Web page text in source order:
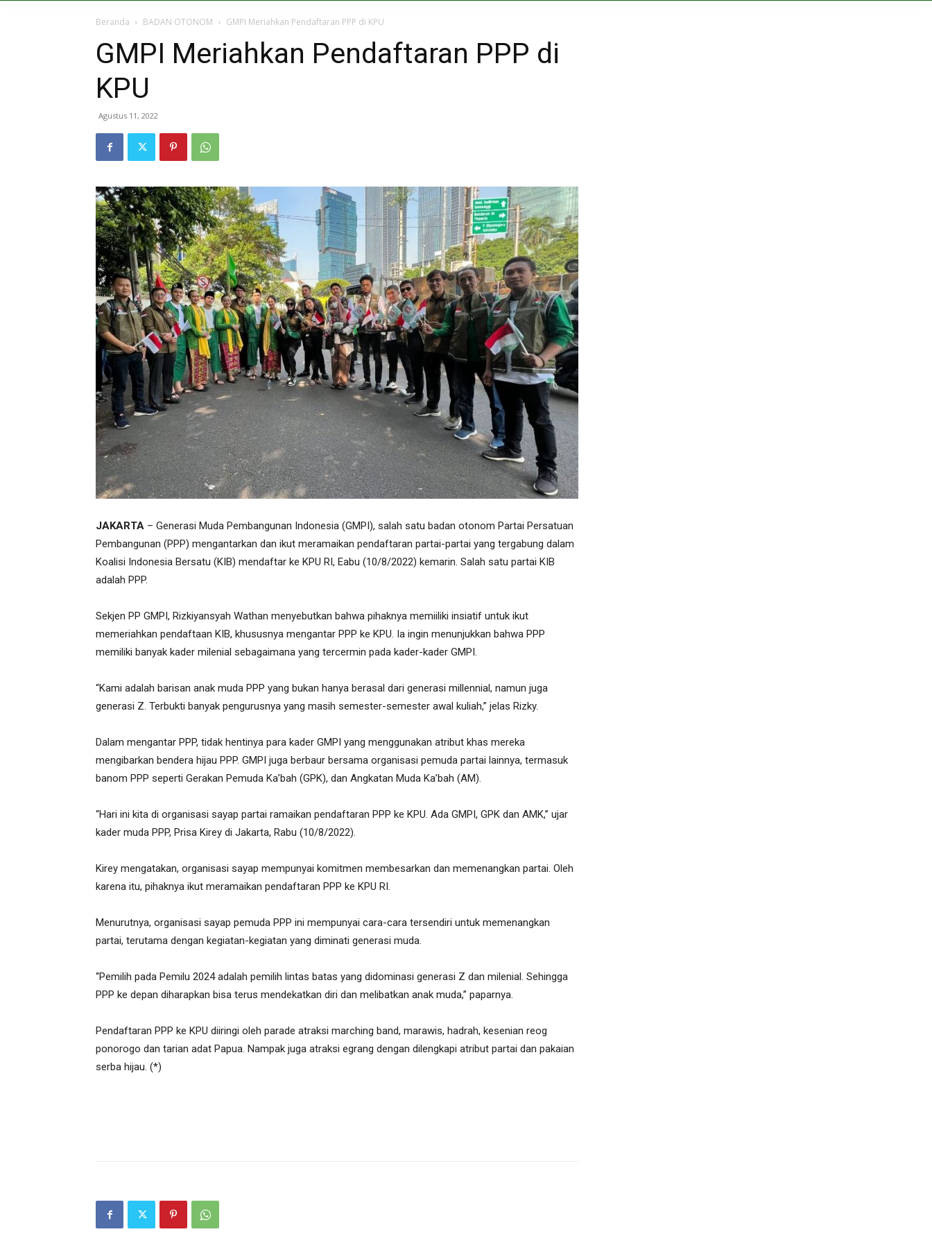
Beranda BADAN OTONOM GMPI Meriahkan Pendaftaran PPP di KPU
GMPI Meriahkan Pendaftaran PPP di
KPU
Agustus 11, 2022
JAKARTA – Generasi Muda Pembangunan Indonesia (GMPI), salah satu badan otonom Partai Persatuan
Pembangunan (PPP) mengantarkan dan ikut meramaikan pendaftaran partai-partai yang tergabung dalam
Koalisi Indonesia Bersatu (KIB) mendaftar ke KPU RI, Eabu (10/8/2022) kemarin. Salah satu partai KIB
adalah PPP.
Sekjen PP GMPI, Rizkiyansyah Wathan menyebutkan bahwa pihaknya memiiliki insiatif untuk ikut
memeriahkan pendaftaan KIB, khususnya mengantar PPP ke KPU. Ia ingin menunjukkan bahwa PPP
memiliki banyak kader milenial sebagaimana yang tercermin pada kader-kader GMPI.
“Kami adalah barisan anak muda PPP yang bukan hanya berasal dari generasi millennial, namun juga
generasi Z. Terbukti banyak pengurusnya yang masih semester-semester awal kuliah,” jelas Rizky.
Dalam mengantar PPP, tidak hentinya para kader GMPI yang menggunakan atribut khas mereka
mengibarkan bendera hijau PPP. GMPI juga berbaur bersama organisasi pemuda partai lainnya, termasuk
banom PPP seperti Gerakan Pemuda Ka’bah (GPK), dan Angkatan Muda Ka’bah (AM).
“Hari ini kita di organisasi sayap partai ramaikan pendaftaran PPP ke KPU. Ada GMPI, GPK dan AMK,” ujar
kader muda PPP, Prisa Kirey di Jakarta, Rabu (10/8/2022).
Kirey mengatakan, organisasi sayap mempunyai komitmen membesarkan dan memenangkan partai. Oleh
karena itu, pihaknya ikut meramaikan pendaftaran PPP ke KPU RI.
Menurutnya, organisasi sayap pemuda PPP ini mempunyai cara-cara tersendiri untuk memenangkan
partai, terutama dengan kegiatan-kegiatan yang diminati generasi muda.
“Pemilih pada Pemilu 2024 adalah pemilih lintas batas yang didominasi generasi Z dan milenial. Sehingga
PPP ke depan diharapkan bisa terus mendekatkan diri dan melibatkan anak muda,” paparnya.
Pendaftaran PPP ke KPU diiringi oleh parade atraksi marching band, marawis, hadrah, kesenian reog
ponorogo dan tarian adat Papua. Nampak juga atraksi egrang dengan dilengkapi atribut partai dan pakaian
serba hijau. (*)